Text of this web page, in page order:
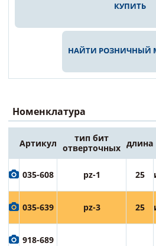
КУПИТЬ
НАЙТИ РОЗНИЧНЫЙ
Номенклатура
Артикул
тип бит
отверточных длина
035-608
pz-1 25
035-639 pz-3 25
918-689